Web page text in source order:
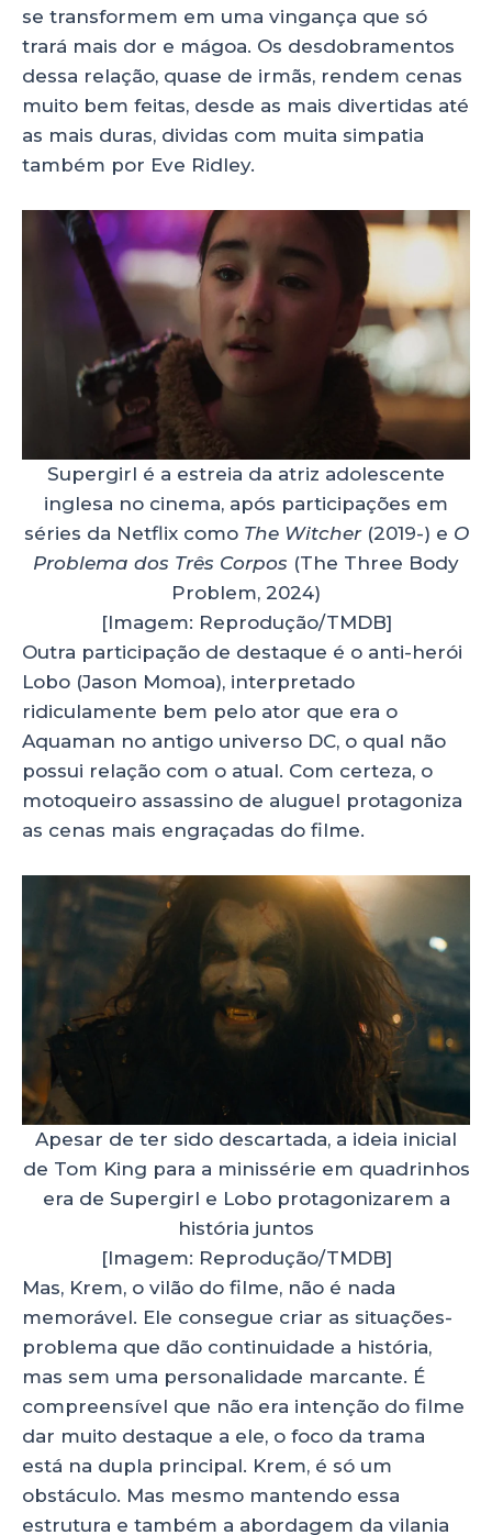
se transformem em uma vingança que só
trará mais dor e mágoa. Os desdobramentos
dessa relação, quase de irmãs, rendem cenas
muito bem feitas, desde as mais divertidas até
as mais duras, dividas com muita simpatia
também por Eve Ridley.
Supergirl é a estreia da atriz adolescente
inglesa no cinema, após participações em
séries da Netflix como The Witcher(2019-) e O
Problema dos Três Corpos (The Three Body
Problem, 2024)
[Imagem: Reprodução/TMDB]
Outra participação de destaque é o anti-herói
Lobo (Jason Momoa), interpretado
ridiculamente bem pelo ator que era o
Aquaman no antigo universo DC, o qual não
possui relação com o atual. Com certeza, o
motoqueiro assassino de aluguel protagoniza
as cenas mais engraçadas do filme.
Apesar de ter sido descartada, a ideia inicial
de Tom King para a minissérie em quadrinhos
era de Supergirl e Lobo protagonizarem a
história juntos
[Imagem: Reprodução/TMDB]
Mas, Krem, o vilão do filme, não é nada
memorável. Ele consegue criar as situações-
problema que dão continuidade a história,
mas sem uma personalidade marcante. É
compreensível que não era intenção do filme
dar muito destaque a ele, o foco da trama
está na dupla principal. Krem, é só um
obstáculo. Mas mesmo mantendo essa
estrutura e também a abordagem da vilania